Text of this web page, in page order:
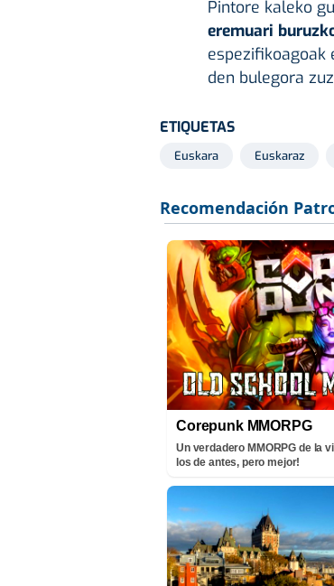
Pintore kaleko
eremuari
espezifikoagoak
den bulegora
ETIQUETAS
Euskara Euskaraz
Corepunk MMORPG
Un verdadero MMORPG de la
los de antes, pero mejor!